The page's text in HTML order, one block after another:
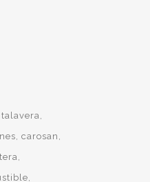
carosan